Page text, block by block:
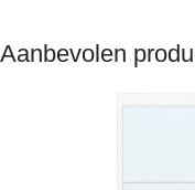
Aanbevolen